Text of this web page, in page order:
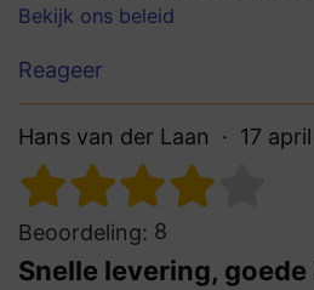
Bekijk ons beleid
Reageer
Hans van der Laan 17
Beoordeling: 8
Snelle levering,